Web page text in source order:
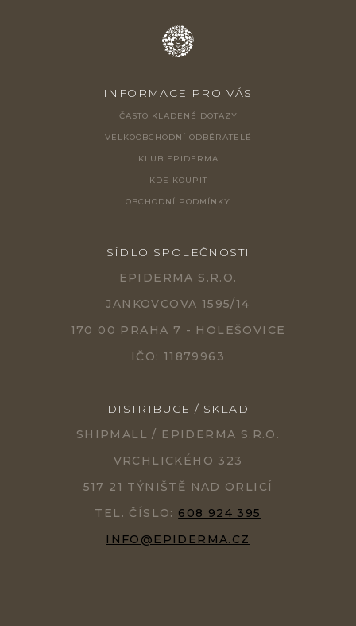
INFORMACE PRO VÁS
ČASTO KLADENÉ DOTAZY
VELKOOBCHODNÍ ODBĚRATELÉ
KLUB EPIDERMA
KDE KOUPIT
OBCHODNÍ PODMÍNKY
SÍDLO SPOLEČNOSTI
EPIDERMA S.R.O.
JANKOVCOVA 1595/14
170 00 PRAHA 7 - HOLEŠOVICE
IČO: 11879963
DISTRIBUCE / SKLAD
SHIPMALL / EPIDERMA S.R.O.
VRCHLICKÉHO 323
517 21 TÝNIŠTĚ NAD ORLICÍ
TEL. ČÍSLO: 608 924 395
INFO@EPIDERMA.CZ